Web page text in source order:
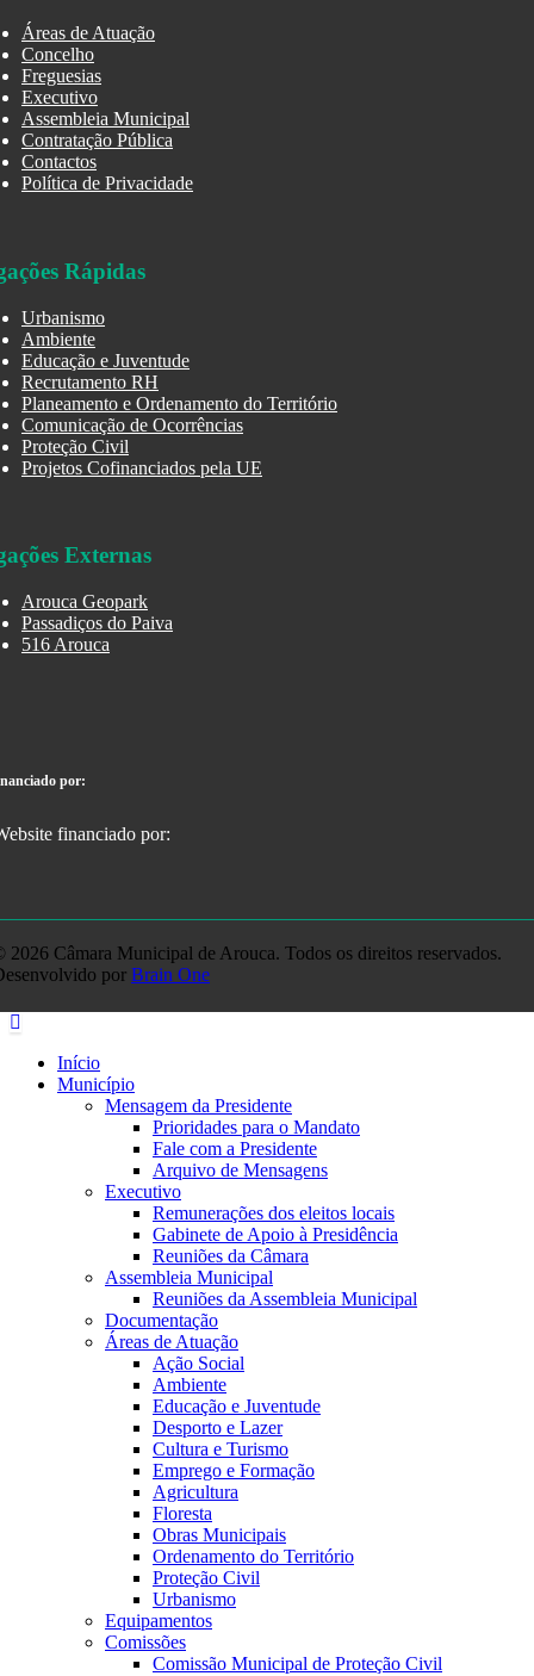
Áreas de Atuação
Concelho
Freguesias
Executivo
Assembleia Municipal
Contratação Pública
Contactos
Política de Privacidade
Rápidas
Urbanismo
Ambiente
Educação e Juventude
Recrutamento RH
Planeamento e Ordenamento do Território
Comunicação de Ocorrências
Proteção Civil
Projetos Cofinanciados pela UE
Externas
Arouca Geopark
Passadiços do Paiva
516 Arouca
por:
2026 Câmara Municipal de Arouca. Todos os direitos reservados.
por Brain One
Início
Município
Mensagem da Presidente
Prioridades para o Mandato
Fale com a Presidente
Arquivo de Mensagens
Executivo
Remunerações dos eleitos locais
Gabinete de Apoio à Presidência
Reuniões da Câmara
Assembleia Municipal
Reuniões da Assembleia Municipal
Documentação
Áreas de Atuação
Ação Social
Ambiente
Educação e Juventude
Desporto e Lazer
Cultura e Turismo
Emprego e Formação
Agricultura
Floresta
Obras Municipais
Ordenamento do Território
Proteção Civil
Urbanismo
Equipamentos
Comissões
Comissão Municipal de Proteção Civil